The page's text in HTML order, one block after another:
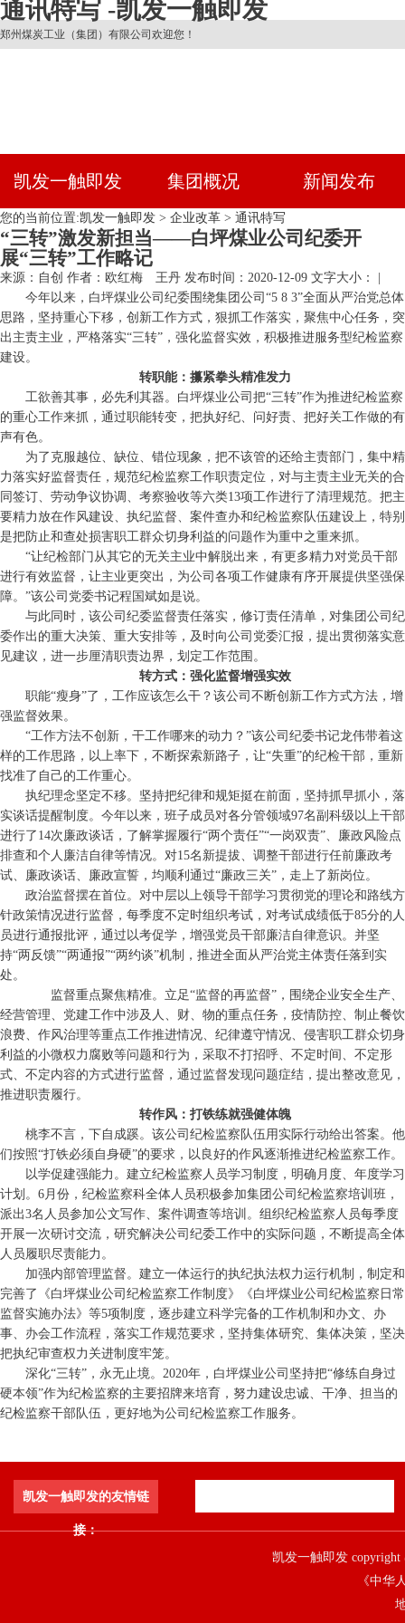
通讯特写 -凯发一触即发
郑州煤炭工业（集团）有限公司欢迎您！
凯发一触即发 集团概况 新闻发布
您的当前位置:凯发一触即发 > 企业改革 > 通讯特写
“三转”激发新担当——白坪煤业公司纪委开
展“三转”工作略记
来源：自创 作者：欧红梅 王丹 发布时间：2020-12-09 文字大小： |
今年以来，白坪煤业公司纪委围绕集团公司“5 8 3”全面从严治党总体
思路，坚持重心下移，创新工作方式，狠抓工作落实，聚焦中心任务，突
出主责主业，严格落实“三转”，强化监督实效，积极推进服务型纪检监察
建设。
转职能：攥紧拳头精准发力
工欲善其事，必先利其器。白坪煤业公司把“三转”作为推进纪检监察
的重心工作来抓，通过职能转变，把执好纪、问好责、把好关工作做的有
声有色。
为了克服越位、缺位、错位现象，把不该管的还给主责部门，集中精
力落实好监督责任，规范纪检监察工作职责定位，对与主责主业无关的合
同签订、劳动争议协调、考察验收等六类13项工作进行了清理规范。把主
要精力放在作风建设、执纪监督、案件查办和纪检监察队伍建设上，特别
是把防止和查处损害职工群众切身利益的问题作为重中之重来抓。
“让纪检部门从其它的无关主业中解脱出来，有更多精力对党员干部
进行有效监督，让主业更突出，为公司各项工作健康有序开展提供坚强保
障。”该公司党委书记程国斌如是说。
与此同时，该公司纪委监督责任落实，修订责任清单，对集团公司纪
委作出的重大决策、重大安排等，及时向公司党委汇报，提出贯彻落实意
见建议，进一步厘清职责边界，划定工作范围。
转方式：强化监督增强实效
职能“瘦身”了，工作应该怎么干？该公司不断创新工作方式方法，增
强监督效果。
“工作方法不创新，干工作哪来的动力？”该公司纪委书记龙伟带着这
样的工作思路，以上率下，不断探索新路子，让“失重”的纪检干部，重新
找准了自己的工作重心。
执纪理念坚定不移。坚持把纪律和规矩挺在前面，坚持抓早抓小，落
实谈话提醒制度。今年以来，班子成员对各分管领域97名副科级以上干部
进行了14次廉政谈话，了解掌握履行“两个责任”“一岗双责”、廉政风险点
排查和个人廉洁自律等情况。对15名新提拔、调整干部进行任前廉政考
试、廉政谈话、廉政宣誓，均顺利通过“廉政三关”，走上了新岗位。
政治监督摆在首位。对中层以上领导干部学习贯彻党的理论和路线方
针政策情况进行监督，每季度不定时组织考试，对考试成绩低于85分的人
员进行通报批评，通过以考促学，增强党员干部廉洁自律意识。并坚
持“两反馈”“两通报”“两约谈”机制，推进全面从严治党主体责任落到实
处。
监督重点聚焦精准。立足“监督的再监督”，围绕企业安全生产、
经营管理、党建工作中涉及人、财、物的重点任务，疫情防控、制止餐饮
浪费、作风治理等重点工作推进情况、纪律遵守情况、侵害职工群众切身
利益的小微权力腐败等问题和行为，采取不打招呼、不定时间、不定形
式、不定内容的方式进行监督，通过监督发现问题症结，提出整改意见，
推进职责履行。
转作风：打铁练就强健体魄
桃李不言，下自成蹊。该公司纪检监察队伍用实际行动给出答案。他
们按照“打铁必须自身硬”的要求，以良好的作风逐渐推进纪检监察工作。
以学促建强能力。建立纪检监察人员学习制度，明确月度、年度学习
计划。6月份，纪检监察科全体人员积极参加集团公司纪检监察培训班，
派出3名人员参加公文写作、案件调查等培训。组织纪检监察人员每季度
开展一次研讨交流，研究解决公司纪委工作中的实际问题，不断提高全体
人员履职尽责能力。
加强内部管理监督。建立一体运行的执纪执法权力运行机制，制定和
完善了《白坪煤业公司纪检监察工作制度》《白坪煤业公司纪检监察日常
监督实施办法》等5项制度，逐步建立科学完备的工作机制和办文、办
事、办会工作流程，落实工作规范要求，坚持集体研究、集体决策，坚决
把执纪审查权力关进制度牢笼。
深化“三转”，永无止境。2020年，白坪煤业公司坚持把“修练自身过
硬本领”作为纪检监察的主要招牌来培育，努力建设忠诚、干净、担当的
纪检监察干部队伍，更好地为公司纪检监察工作服务。
凯发一触即发的友情链
接：
凯发一触即发
《中华